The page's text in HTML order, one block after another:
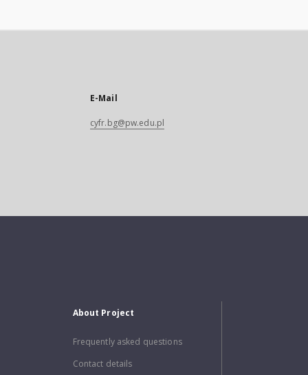
E-Mail
cyfr.bg@pw.edu.pl
About Project
Frequently asked questions
Contact details